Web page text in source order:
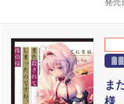
発売
ま
様